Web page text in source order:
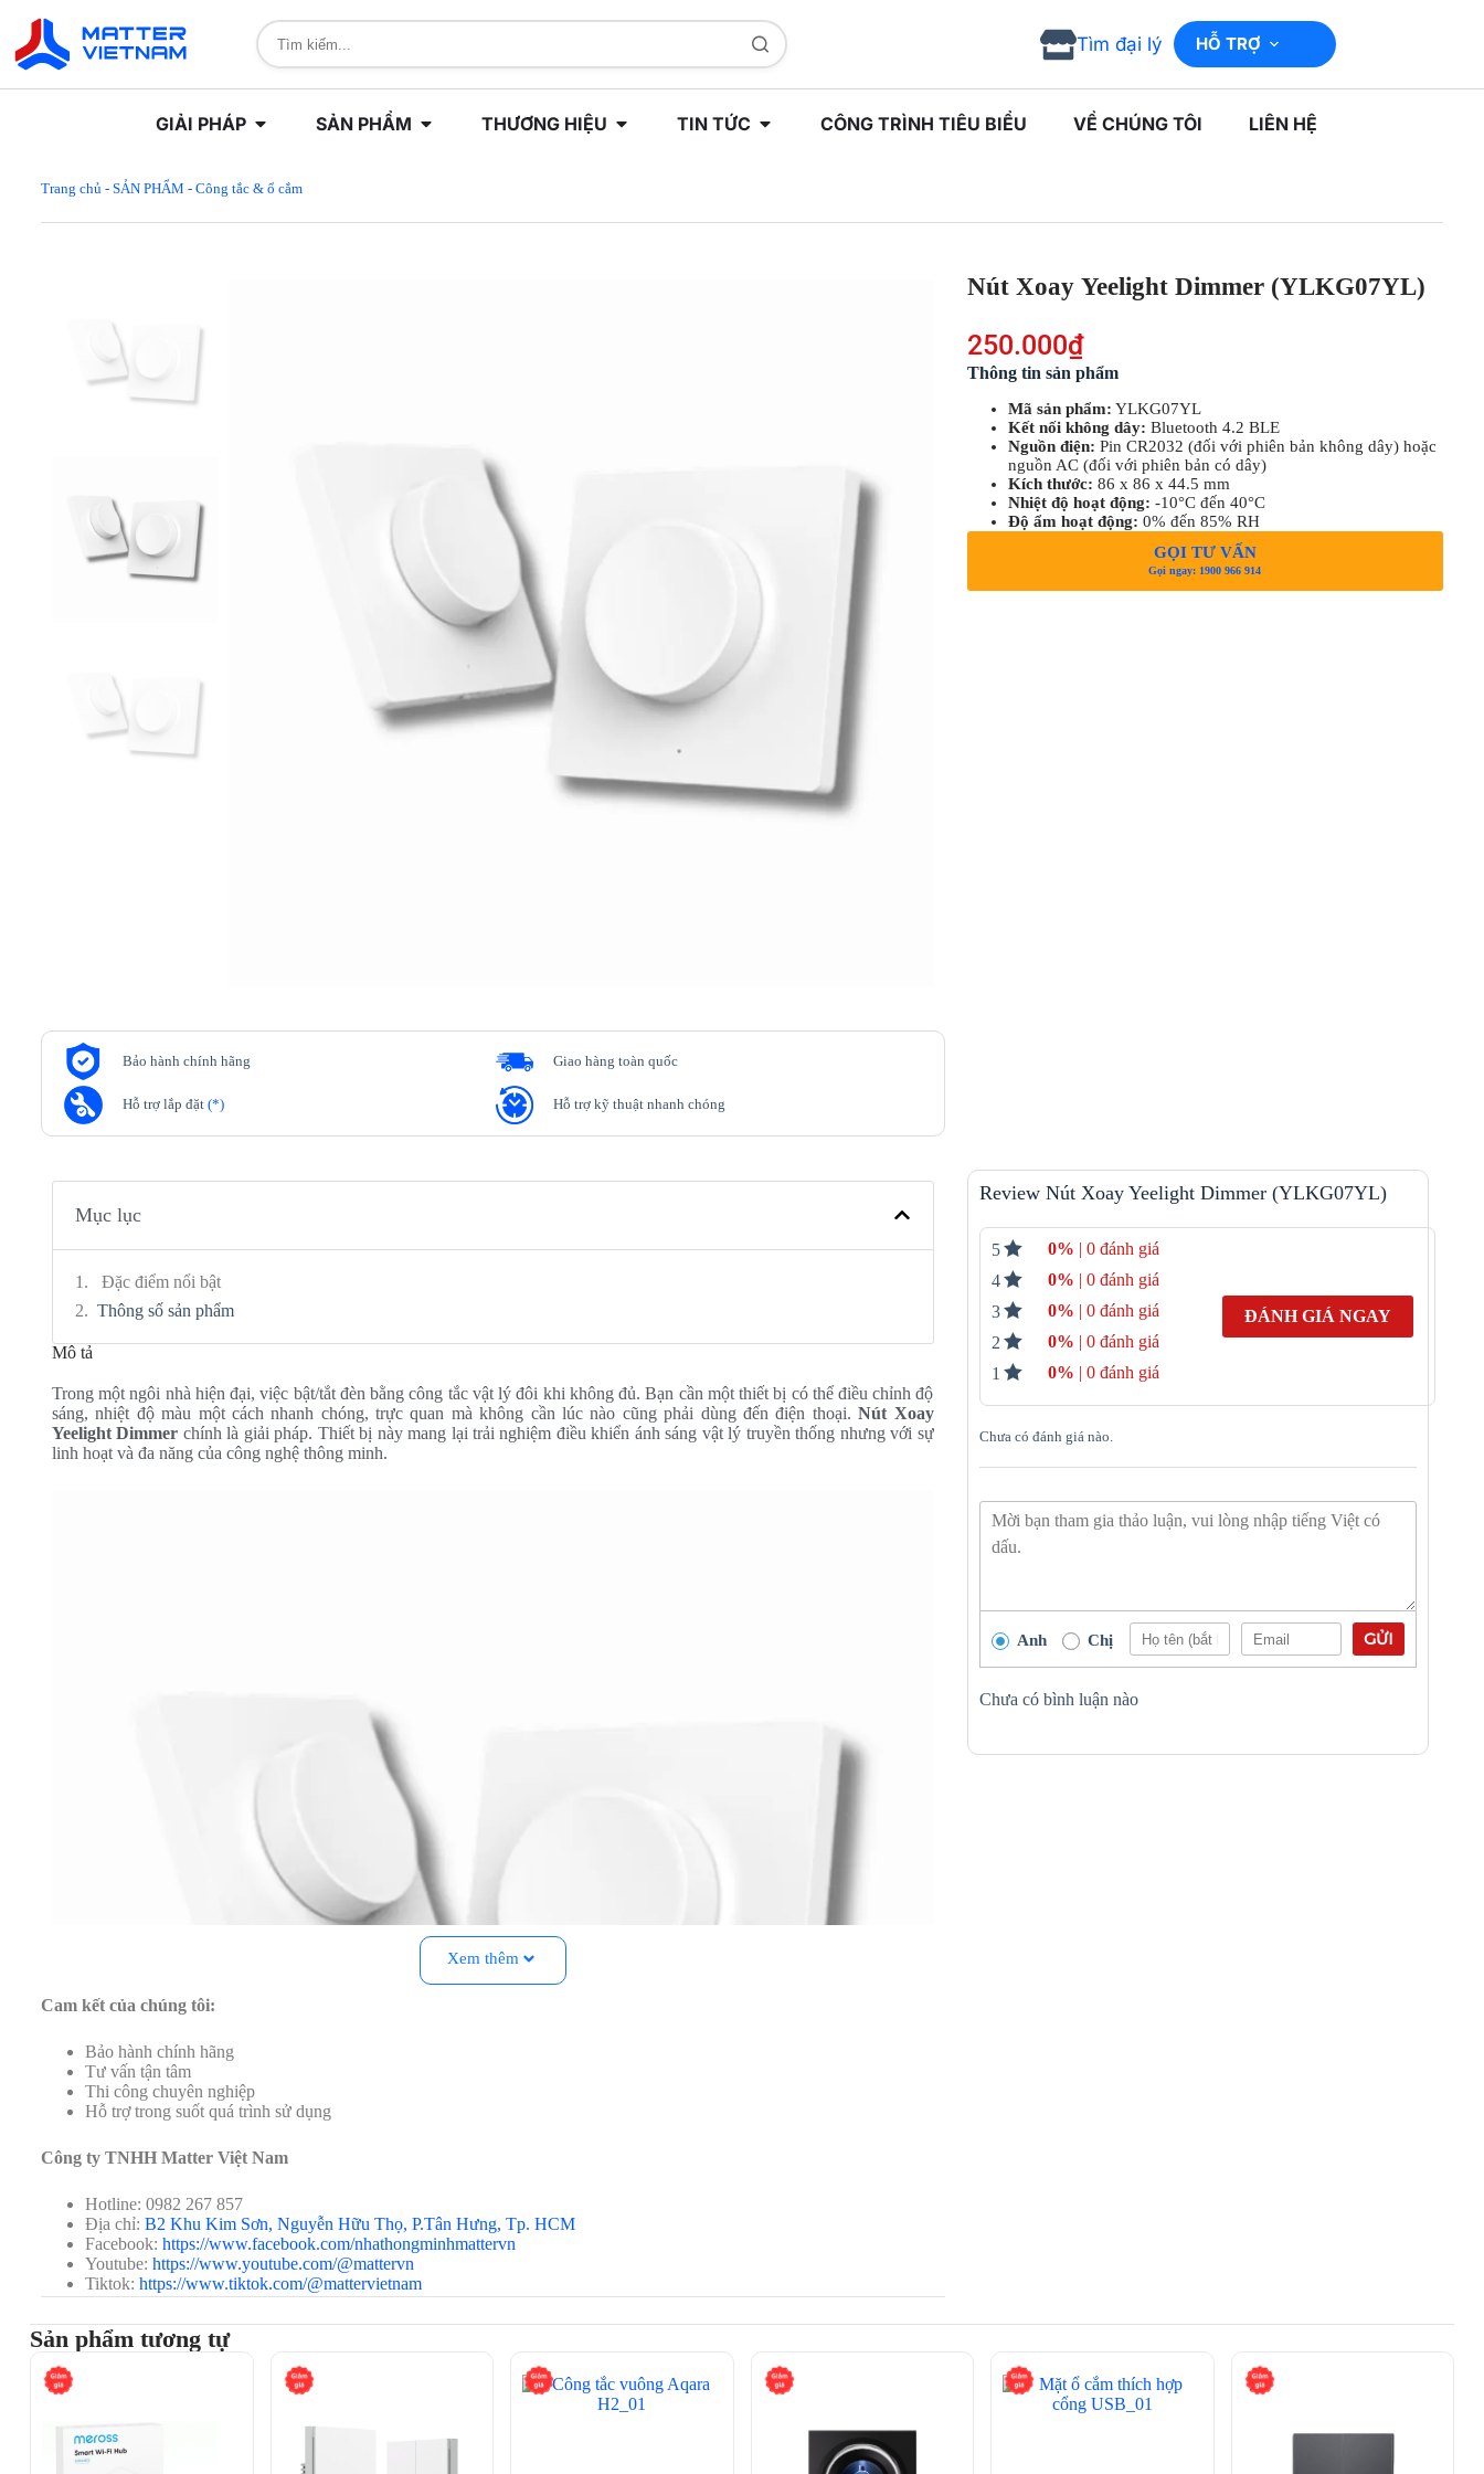
Tìm đại lý HỖ TRỢ
GIẢI PHÁP SẢN PHẨM THƯƠNG HIỆU TIN TỨC CÔNG TRÌNH TIÊU BIỂU VỀ CHÚNG TÔI LIÊN HỆ
Trang chủ - SẢN PHẨM - Công tắc & ổ cắm
Bảo hành chính hãng Giao hàng toàn quốc
Hỗ trợ lắp đặt (*) Hỗ trợ kỹ thuật nhanh chóng
Nút Xoay Yeelight Dimmer (YLKG07YL)
250.000₫
Thông tin sản phẩm
Mã sản phẩm: YLKG07YL
Kết nối không dây: Bluetooth 4.2 BLE
Nguồn điện: Pin CR2032 (đối với phiên bản không dây) hoặc
nguồn AC (đối với phiên bản có dây)
Kích thước: 86 x 86 x 44.5 mm
Nhiệt độ hoạt động: -10°C đến 40°C
Độ ẩm hoạt động: 0% đến 85% RH
GỌI TƯ VẤN
Gọi ngay: 1900 966 914
Mục lục
Đặc điểm nổi bật
Thông số sản phẩm
Mô tả
Trong một ngôi nhà hiện đại, việc bật/tắt đèn bằng công tắc vật lý đôi khi không đủ. Bạn cần một thiết bị có thể điều chỉnh độ
sáng, nhiệt độ màu một cách nhanh chóng, trực quan mà không cần lúc nào cũng phải dùng đến điện thoại.Nút Xoay
Yeelight Dimmer chính là giải pháp. Thiết bị này mang lại trải nghiệm điều khiển ánh sáng vật lý truyền thống nhưng với sự
linh hoạt và đa năng của công nghệ thông minh.
Điều khiển đa chức năng trực quan:
Nút Xoay Yeelight Dimmer tích hợp 4 chức năng chính chỉ trên một thiết bị,
Xem thêm
Cam kết của chúng tôi:
Bảo hành chính hãng
Tư vấn tận tâm
Thi công chuyên nghiệp
Hỗ trợ trong suốt quá trình sử dụng
Công ty TNHH Matter Việt Nam
Hotline: 0982 267 857
Địa chỉ: B2 Khu Kim Sơn, Nguyễn Hữu Thọ, P.Tân Hưng, Tp. HCM
Facebook: https://www.facebook.com/nhathongminhmattervn
Youtube: https://www.youtube.com/@mattervn
Tiktok: https://www.tiktok.com/@mattervietnam
Review Nút Xoay Yeelight Dimmer (YLKG07YL)
5 0% | 0 đánh giá
4
0% | 0 đánh giá
3
0% | 0 đánh giá
2
0% | 0 đánh giá
1
0% | 0 đánh giá
ĐÁNH GIÁ NGAY
Chưa có đánh giá nào.
Anh Chị GỬI
Chưa có bình luận nào
Sản phẩm tương tự